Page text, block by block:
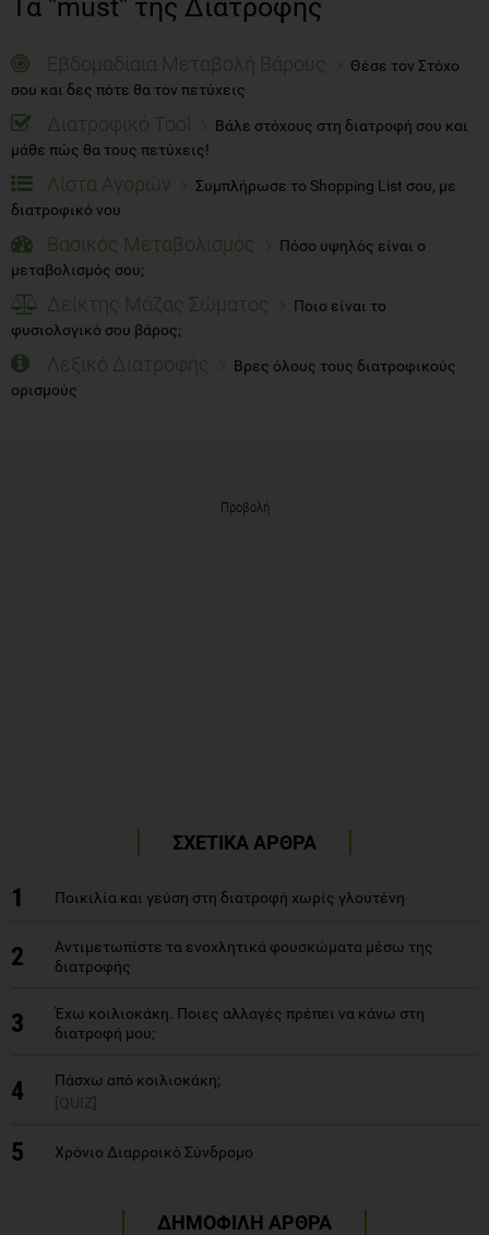
Τα "must" της Διατροφής
Εβδομαδίαια Μεταβολή Βάρους
Θέσε τον Στόχο
σου και δες πότε θα τον πετύχεις
Διατροφικό Tool
Βάλε στόχους στη διατροφή σου και
μάθε πώς θα τους πετύχεις!
Λίστα Αγορών
Συμπλήρωσε το Shopping List σου, με
διατροφικό νου
Βασικός Μεταβολισμός
Πόσο υψηλός είναι ο
μεταβολισμός σου;
Δείκτης Μάζας Σώματος
Ποιο είναι το
φυσιολογικό σου βάρος;
Λεξικό Διατροφής
Βρες όλους τους διατροφικούς
ορισμούς
Προβολή
ΣΧΕΤΙΚΑ ΑΡΘΡΑ
1 Ποικιλία και γεύση στη διατροφή χωρίς γλουτένη
2
Αντιμετωπίστε τα ενοχλητικά φουσκώματα μέσω της
διατροφής
3
Έχω κοιλιοκάκη. Ποιες αλλαγές πρέπει να κάνω στη
διατροφή μου;
4
Πάσχω από κοιλιοκάκη;
[QUIZ]
5 Χρόνιο Διαρροικό Σύνδρομο
ΔΗΜΟΦΙΛΗ ΑΡΘΡΑ